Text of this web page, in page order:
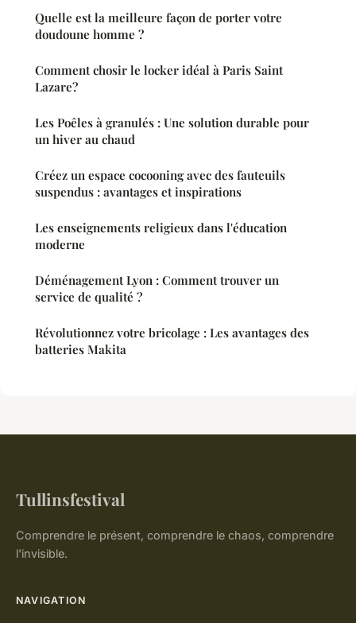
Quelle est la meilleure façon de porter votre
doudoune homme ?
Comment chosir le locker idéal à Paris Saint
Lazare?
Les Poêles à granulés : Une solution durable pour
un hiver au chaud
Créez un espace cocooning avec des fauteuils
suspendus : avantages et inspirations
Les enseignements religieux dans l'éducation
moderne
Déménagement Lyon : Comment trouver un
service de qualité ?
Révolutionnez votre bricolage : Les avantages des
batteries Makita
Tullinsfestival
Comprendre le présent, comprendre le chaos, comprendre
l'invisible.
NAVIGATION